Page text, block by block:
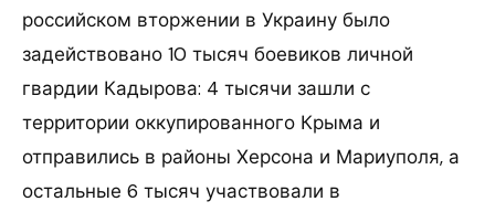
российском вторжении в Украину было
задействовано 10 тысяч боевиков личной
гвардии Кадырова: 4 тысячи зашли с
территории оккупированного Крыма и
отправились в районы Херсона и Мариуполя, а
остальные 6 тысяч участвовали в